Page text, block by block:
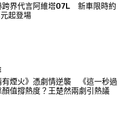
跨界代言阿維塔07L 新車限時約
起登場
有煙火》憑劇情逆襲 《這一秒過
顏值撐熱度？王楚然兩劇引熱議